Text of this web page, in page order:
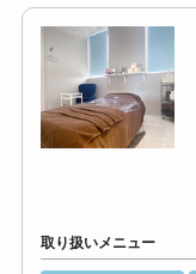
取り扱いメニュー